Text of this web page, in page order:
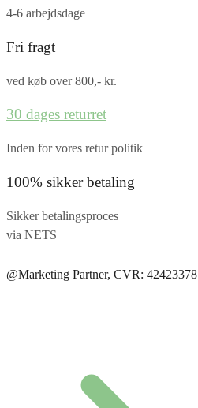
4-6 arbejdsdage
Fri fragt
ved køb over 800,- kr.
30 dages returret
Inden for vores retur politik
100% sikker betaling
Sikker betalingsproces
via NETS
@Marketing Partner, CVR: 42423378